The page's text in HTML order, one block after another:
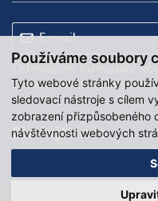
Používáme soubory
Tyto webové stránky
sledovací nástroje s cílem
zobrazení přizpůsobeného
návštěvnosti webových
Odesláním formuláře
zpracováním osobních
Sledujte nás